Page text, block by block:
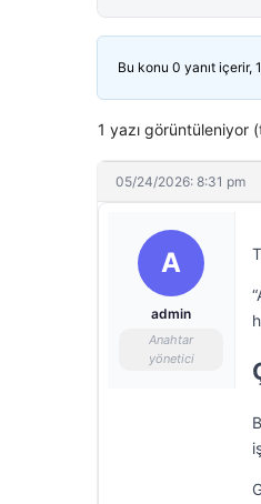
Bu konu 0 yanıt içerir,
1 yazı görüntüleniyor
05/24/2026: 8:31 pm
A
admin
Anahtar
yönetici